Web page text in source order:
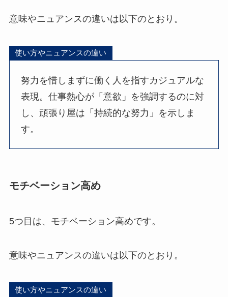
意味やニュアンスの違いは以下のとおり。
使い方やニュアンスの違い
努力を惜しまずに働く人を指すカジュアルな
表現。仕事熱心が「意欲」を強調するのに対
し、頑張り屋は「持続的な努力」を示しま
す。
モチベーション高め
5つ目は、モチベーション高めです。
意味やニュアンスの違いは以下のとおり。
使い方やニュアンスの違い